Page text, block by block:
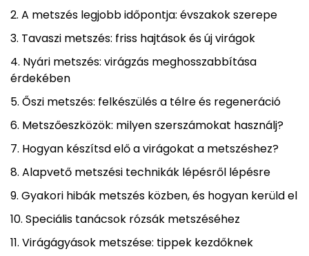
A metszés legjobb időpontja: évszakok szerepe
Tavaszi metszés: friss hajtások és új virágok
Nyári metszés: virágzás meghosszabbítása
érdekében
Őszi metszés: felkészülés a télre és regeneráció
Metszőeszközök: milyen szerszámokat használj?
Hogyan készítsd elő a virágokat a metszéshez?
Alapvető metszési technikák lépésről lépésre
Gyakori hibák metszés közben, és hogyan kerüld el
Speciális tanácsok rózsák metszéséhez
Virágágyások metszése: tippek kezdőknek